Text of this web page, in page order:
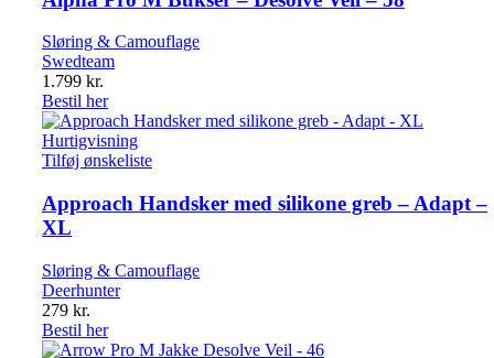
Sløring & Camouflage
Swedteam
1.799 kr.
Bestil her
Hurtigvisning
Tilføj ønskeliste
Approach Handsker med silikone greb – Adapt –
XL
Sløring & Camouflage
Deerhunter
279 kr.
Bestil her